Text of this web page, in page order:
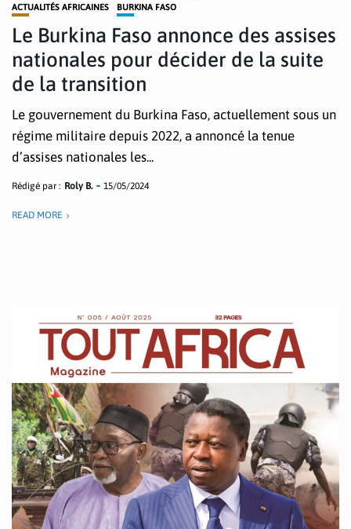
ACTUALITÉS AFRICAINES BURKINA FASO
Le Burkina Faso annonce des assises
nationales pour décider de la suite
de la transition
Le gouvernement du Burkina Faso, actuellement sous un
régime militaire depuis 2022, a annoncé la tenue
d’assises nationales les...
Rédigé par : Roly B. 15/05/2024
READ MORE